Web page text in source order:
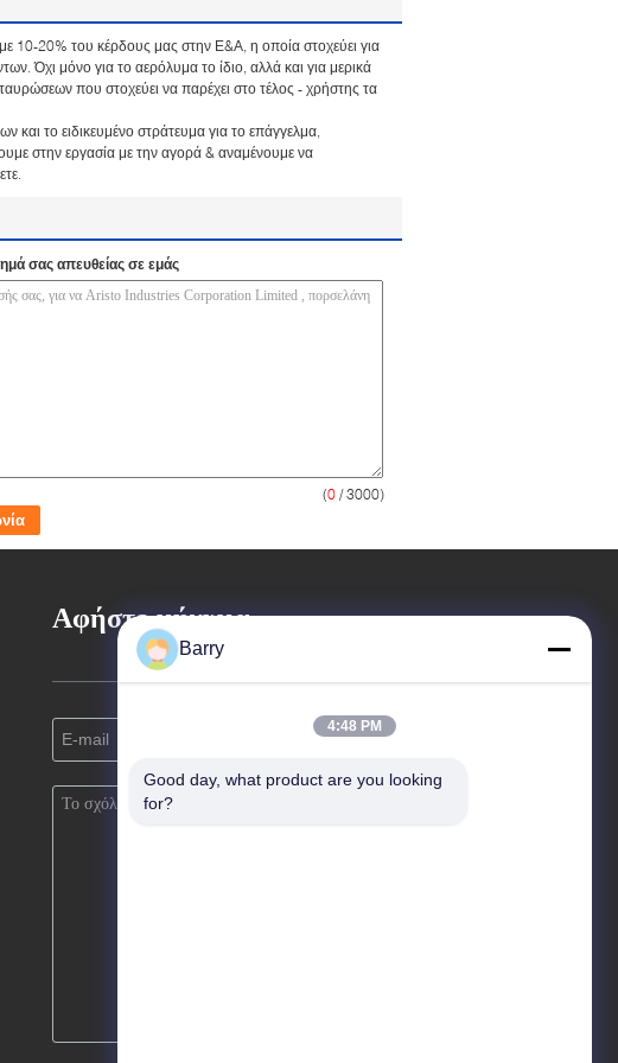
10-20% του κέρδους μας στην Ε&Α, η οποία στοχεύει για
Όχι μόνο για το αερόλυμα το ίδιο, αλλά και για μερικά
που στοχεύει να παρέχει στο τέλος - χρήστης τα
το ειδικευμένο στράτευμα για το επάγγελμα,
στην εργασία με την αγορά & αναμένουμε να
σας απευθείας σε εμάς
(0 / 3000)
Αφήστε μήνυμα
Barry
4:48 PM
Good day, what product are you looking
for?